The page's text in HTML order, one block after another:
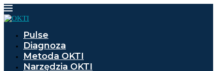
Pulse
Diagnoza
Metoda OKTI
Narzędzia OKTI